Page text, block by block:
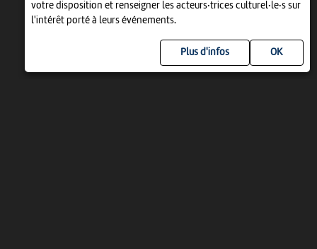
votre disposition et renseigner les acteurs·trices culturel·le·s sur
l'intérêt porté à leurs événements.
Plus d'infos